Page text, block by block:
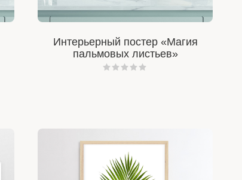
Интерьерный постер «Магия
пальмовых листьев»